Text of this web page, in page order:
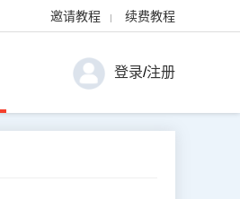
邀请教程 | 续费教程
登录/注册